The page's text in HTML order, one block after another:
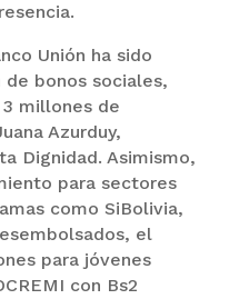
Unión ha sido
bonos sociales,
millones de
Azurduy,
Dignidad. Asimismo,
para sectores
como SiBolivia,
el
para jóvenes
con Bs2